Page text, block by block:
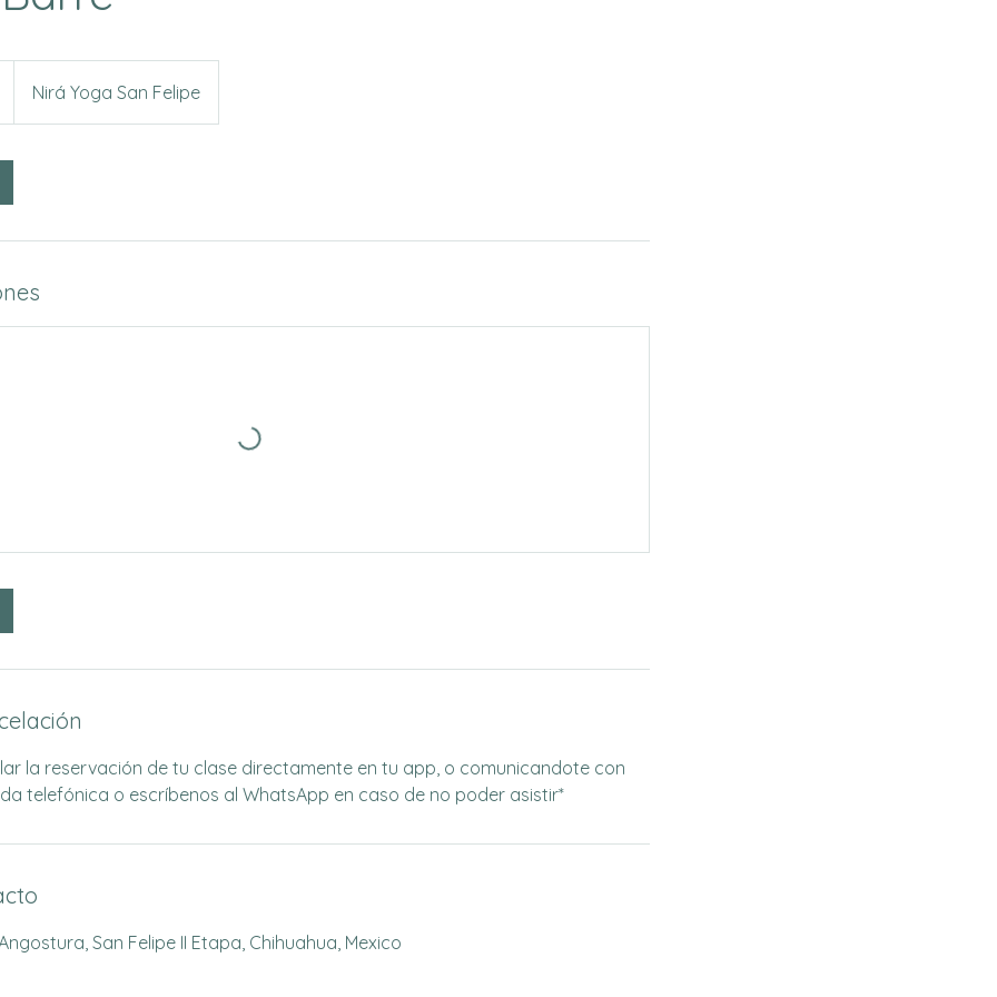
Nirá Yoga San Felipe
la reservación de tu clase directamente en tu app, o comunicandote con
telefónica o escríbenos al WhatsApp en caso de no poder asistir*
San Felipe II Etapa, Chihuahua, Mexico